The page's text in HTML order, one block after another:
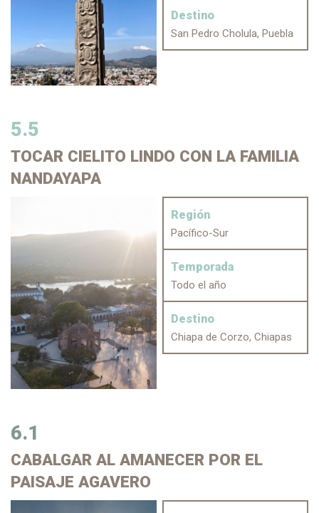
Destino
San Pedro Cholula, Puebla
5.5
TOCAR CIELITO LINDO CON LA FAMILIA
NANDAYAPA
Región
Pacífico-Sur
Temporada
Todo el año
Destino
Chiapa de Corzo, Chiapas
6.1
CABALGAR AL AMANECER POR EL
PAISAJE AGAVERO